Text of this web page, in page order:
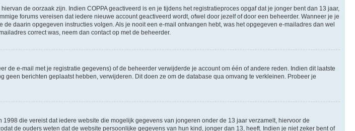
de oorzaak zijn. Indien COPPA geactiveerd is en je tijdens het registratieproces opgaf dat je jonger bent dan 13 jaar,
forums vereisen dat iedere nieuwe account geactiveerd wordt, ofwel door jezelf of door een beheerder. Wanneer je je
daarin opgegeven instructies volgen. Als je nooit een e-mail ontvangen hebt, was het opgegeven e-mailadres dan wel
correct was, neem dan contact op met de beheerder.
e-mail met je registratie gegevens) of de beheerder verwijderde je account om één of andere reden. Indien dit laatste
berichten geplaatst hebben, verwijderen. Dit doen ze om de database qua omvang te verkleinen. Probeer je
die vereist dat iedere website die mogelijk gegevens van jongeren onder de 13 jaar verzamelt, hiervoor de
de ouders weten dat de website persoonlijke gegevens van hun kind, jonger dan 13, heeft. Indien je niet zeker bent of